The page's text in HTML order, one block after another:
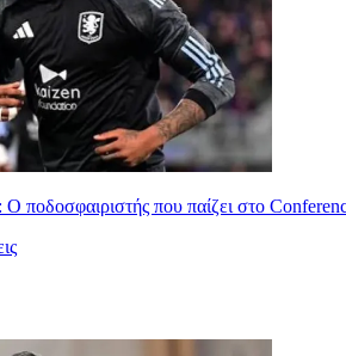
ποδοσφαιριστής που παίζει στο